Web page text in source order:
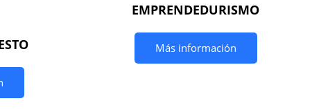
EMPRENDEDURISMO
Más información